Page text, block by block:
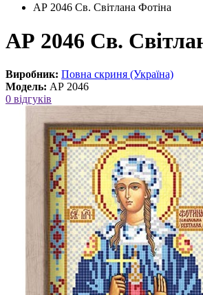
АР 2046 Св. Світлана Фотіна
АР 2046 Св.
Виробник: Повна скриня (Україна)
Модель: АР 2046
0 відгуків